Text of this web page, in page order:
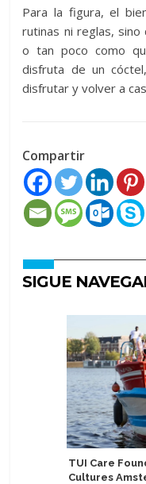
Para la figura, el
rutinas ni reglas, sino
o tan poco como
disfruta de un
disfrutar y volver a
Compartir
SIGUE
TUI Care
Cultures